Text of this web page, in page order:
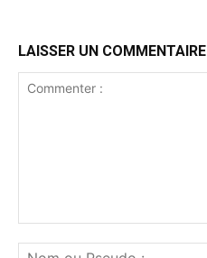
LAISSER UN COMMENTAIRE